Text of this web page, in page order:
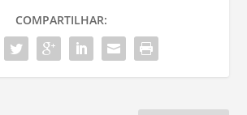
COMPARTILHAR: